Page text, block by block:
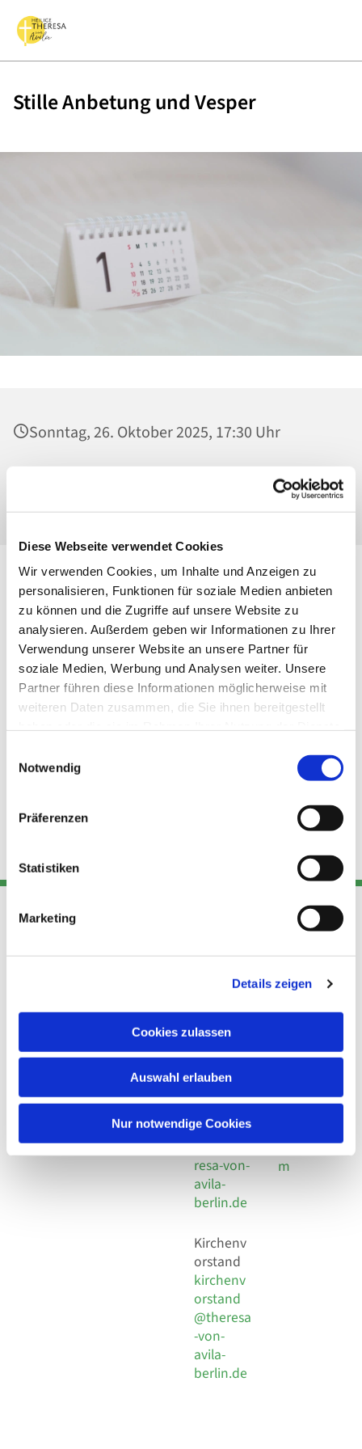
Diese Webseite verwendet Cookies
Wir verwenden Cookies, um Inhalte und Anzeigen zu
personalisieren, Funktionen für soziale Medien anbieten
zu können und die Zugriffe auf unsere Website zu
analysieren. Außerdem geben wir Informationen zu Ihrer
Verwendung unserer Website an unsere Partner für
soziale Medien, Werbung und Analysen weiter. Unsere
Partner führen diese Informationen möglicherweise mit
weiteren Daten zusammen, die Sie ihnen bereitgestellt
Notwendig
Präferenzen
Statistiken
Marketing
Details zeigen
Cookies zulassen
Auswahl erlauben
Nur notwendige Cookies
Stille Anbetung und Vesper
Sonntag, 26. Oktober 2025, 17:30 Uhr
Mater Dolorosa, Klosterkirche, Greifswalder
Adresse
Kirchengemeinde Pfarrei
Hl. Theresa von Avila Berlin
Leitender Pfarrer - Norbert
Behaimstr. 39
Kont
Telefon
+49 30
924 64 28
Fax +49
30 924 54
18
E-Mail
info@the
resa-von-
avila-
berlin.de
Kirchenv
orstand
kirchenv
orstand
@theresa
-von-
avila-
berlin.de
Links
Datensch
utz
Social
Impressu
m